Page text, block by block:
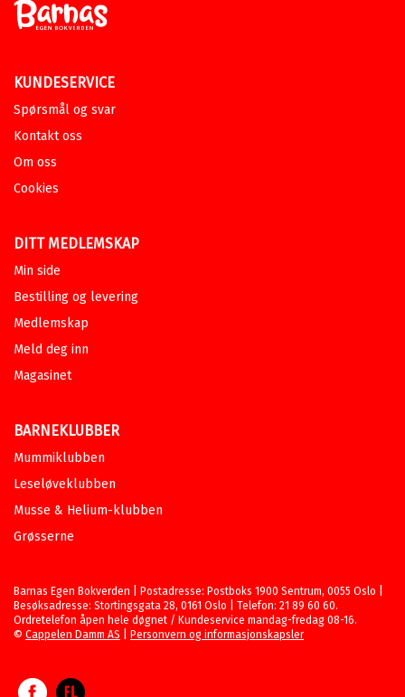
KUNDESERVICE
Spørsmål og svar
Kontakt oss
Om oss
Cookies
DITT MEDLEMSKAP
Min side
Bestilling og levering
Medlemskap
Meld deg inn
Magasinet
BARNEKLUBBER
Mummiklubben
Leseløveklubben
Musse & Helium-klubben
Grøsserne
Barnas Egen Bokverden | Postadresse: Postboks 1900 Sentrum, 0055 Oslo |
Besøksadresse: Stortingsgata 28, 0161 Oslo | Telefon: 21 89 60 60.
Ordretelefon åpen hele døgnet / Kundeservice mandag-fredag 08-16.
© Cappelen Damm AS Personvern og informasjonskapsler
Facebook